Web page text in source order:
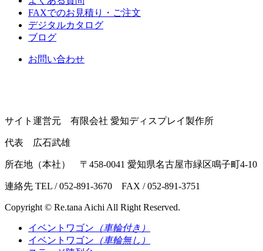
FAXでのお見積り・ご注文
デジタルカタログ
ブログ
お問い合わせ
サイト運営元 有限会社 愛知ディスプレイ製作所
代表 広石武雄
所在地（本社） 〒458-0041 愛知県名古屋市緑区鳴子町4-10
連絡先 TEL / 052-891-3670 FAX / 052-891-3751
Copyright © Re.tana Aichi All Right Reserved.
イベントワゴン （車輪付き）
イベントワゴン （車輪無し）